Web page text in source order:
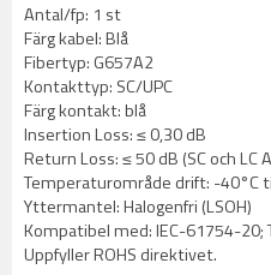
Antal/fp: 1 st
Färg kabel: Blå
Fibertyp: G657A2
Kontakttyp: SC/UPC
Färg kontakt: blå
Insertion Loss: ≤ 0,30 dB
Return Loss: ≤ 50 dB (SC och LC
Temperaturområde drift: -40°C
Yttermantel: Halogenfri (LSOH)
Kompatibel med: IEC-61754-20;
Uppfyller ROHS direktivet.